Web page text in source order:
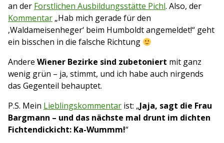
an der Forstlichen Ausbildungsstätte Pichl. Also, der
Kommentar „Hab mich gerade für den
‚Waldameisenheger‘ beim Humboldt angemeldet!“ geht
ein bisschen in die falsche Richtung
Andere Wiener Bezirke sind zubetoniert mit ganz
wenig grün – ja, stimmt, und ich habe auch nirgends
das Gegenteil behauptet.
P.S. Mein Lieblingskommentar ist: „Jaja, sagt die Frau
Bargmann – und das nächste mal drunt im dichten
Fichtendickicht: Ka-Wummm!“